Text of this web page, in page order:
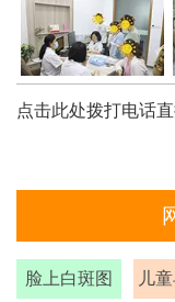
点击此处拨打电话
脸上白斑图 儿